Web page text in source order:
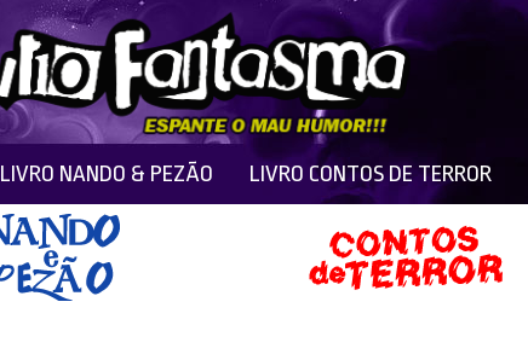
LIVRO NANDO & PEZÃO LIVRO CONTOS DE TERROR